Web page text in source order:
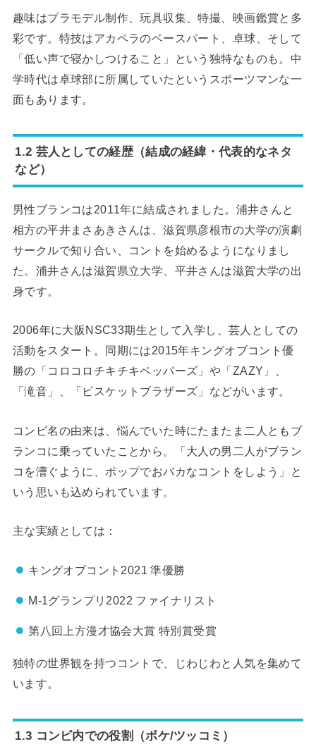
趣味はプラモデル制作、玩具収集、特撮、映画鑑賞と多
彩です。特技はアカペラのベースパート、卓球、そして
「低い声で寝かしつけること」という独特なものも。中
学時代は卓球部に所属していたというスポーツマンな一
面もあります。
1.2 芸人としての経歴（結成の経緯・代表的なネタ
など）
男性ブランコは2011年に結成されました。浦井さんと
相方の平井まさあきさんは、滋賀県彦根市の大学の演劇
サークルで知り合い、コントを始めるようになりまし
た。浦井さんは滋賀県立大学、平井さんは滋賀大学の出
身です。
2006年に大阪NSC33期生として入学し、芸人としての
活動をスタート。同期には2015年キングオブコント優
勝の「コロコロチキチキペッパーズ」や「ZAZY」、
「滝音」、「ビスケットブラザーズ」などがいます。
コンビ名の由来は、悩んでいた時にたまたま二人ともブ
ランコに乗っていたことから。「大人の男二人がブラン
コを漕ぐように、ポップでおバカなコントをしよう」と
いう思いも込められています。
主な実績としては：
キングオブコント2021 準優勝
M-1グランプリ2022 ファイナリスト
第八回上方漫才協会大賞 特別賞受賞
独特の世界観を持つコントで、じわじわと人気を集めて
います。
1.3 コンビ内での役割（ボケ/ツッコミ）